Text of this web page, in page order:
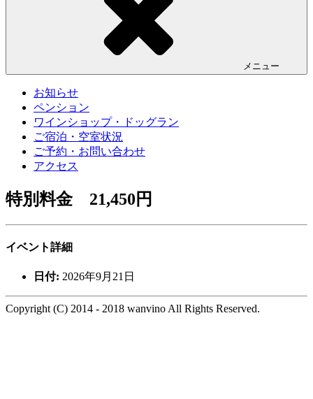
メニュー
お知らせ
ペンション
ワインショップ・ドッグラン
ご宿泊・空室状況
ご予約・お問い合わせ
アクセス
特別料金 21,450円
イベント詳細
日付: 2026年9月21日
Copyright (C) 2014 - 2018 wanvino All Rights Reserved.